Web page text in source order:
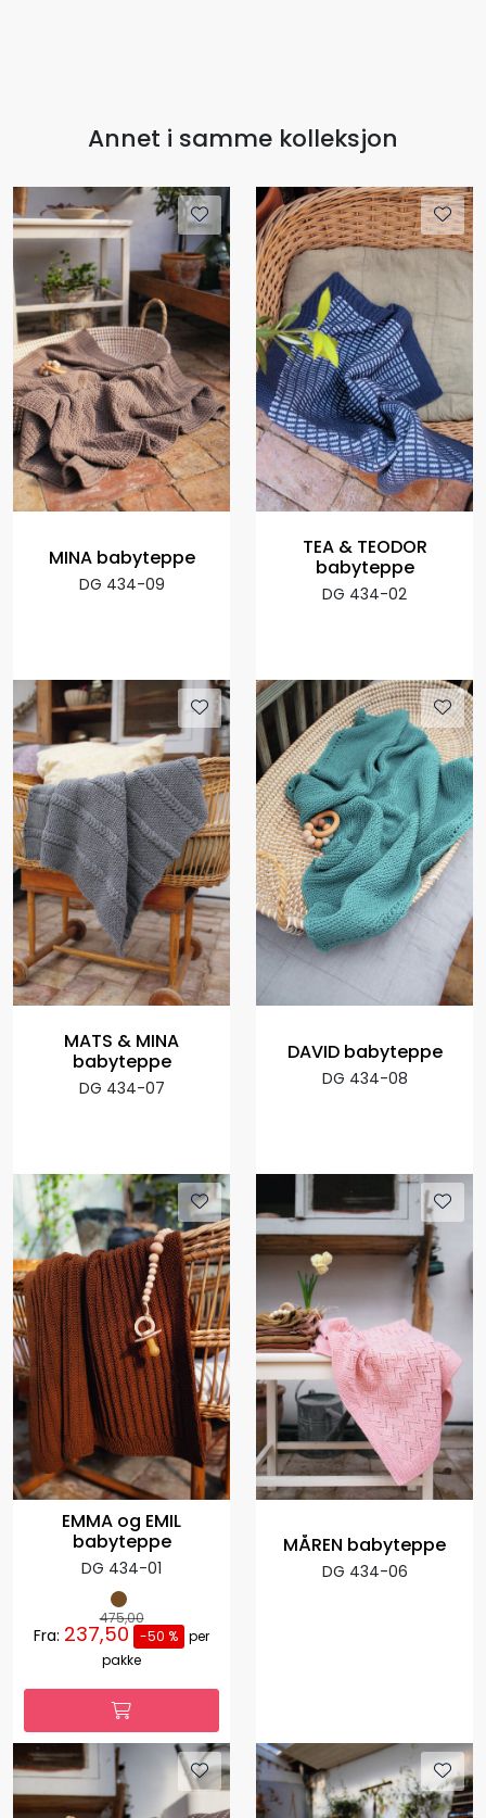
Annet i samme kolleksjon
MINA babyteppe
DG 434-09
TEA & TEODOR
babyteppe
DG 434-02
MATS & MINA
babyteppe
DG 434-07
DAVID babyteppe
DG 434-08
EMMA og EMIL
babyteppe
DG 434-01
475,00
Fra: 237,50 -50 % per
pakke
MÅREN babyteppe
DG 434-06